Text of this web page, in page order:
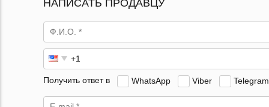
НАПИСАТЬ ПРОДАВЦУ
Получить ответ в WhatsApp Viber Telegram